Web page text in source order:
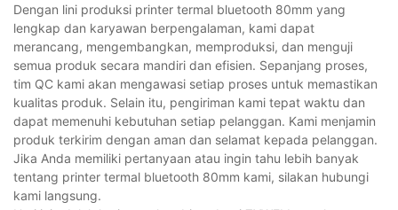
Dengan lini produksi printer termal bluetooth 80mm yang
lengkap dan karyawan berpengalaman, kami dapat
merancang, mengembangkan, memproduksi, dan menguji
semua produk secara mandiri dan efisien. Sepanjang proses,
tim QC kami akan mengawasi setiap proses untuk memastikan
kualitas produk. Selain itu, pengiriman kami tepat waktu dan
dapat memenuhi kebutuhan setiap pelanggan. Kami menjamin
produk terkirim dengan aman dan selamat kepada pelanggan.
Jika Anda memiliki pertanyaan atau ingin tahu lebih banyak
tentang printer termal bluetooth 80mm kami, silakan hubungi
kami langsung.